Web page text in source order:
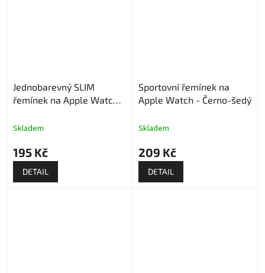
Jednobarevný SLIM
řemínek na Apple Watch -
Skladem
195 Kč
DETAIL
Sportovní řemínek na
Apple Watch - Černo-šedý
Skladem
209 Kč
DETAIL